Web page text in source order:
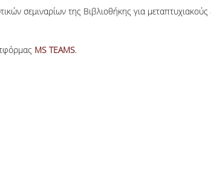
σεμιναρίων της Βιβλιοθήκης για
MS TEAMS.